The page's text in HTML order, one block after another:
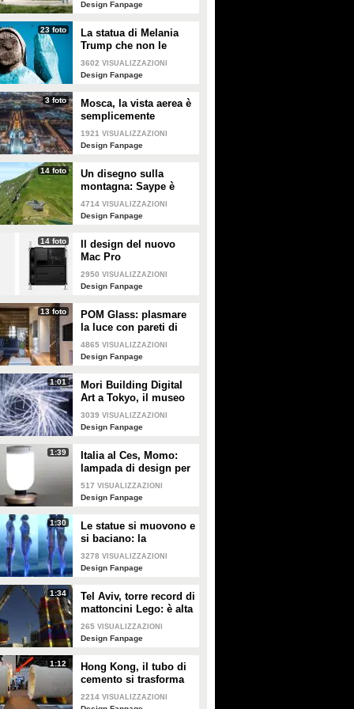
Design Fanpage
23 foto
La statua di Melania
Trump che non le
somiglia per niente e
tutti gli altri "disastri"
3602 VISUALIZZAZIONI
Design Fanpage
3 foto
Mosca, la vista aerea è
semplicemente
mozzafiato
1921 VISUALIZZAZIONI
Design Fanpage
14 foto
Un disegno sulla
montagna: Saype è
l'artista che dipinge
prati e montagne
4714 VISUALIZZAZIONI
Design Fanpage
14 foto
Il design del nuovo
Mac Pro
2950 VISUALIZZAZIONI
Design Fanpage
13 foto
POM Glass: plasmare
la luce con pareti di
vetro, ferro e legno
4865 VISUALIZZAZIONI
Design Fanpage
1:01
Mori Building Digital
Art a Tokyo, il museo
più "folle" del mondo
3039 VISUALIZZAZIONI
Design Fanpage
1:39
Italia al Ces, Momo:
lampada di design per
la sicurezza in casa
517 VISUALIZZAZIONI
Design Fanpage
1:30
Le statue si muovono e
si baciano: la
romantica storia tra un
comune ragazzo e una
3278 VISUALIZZAZIONI
Design Fanpage
1:34
Tel Aviv, torre record di
mattoncini Lego: è alta
36 metri
265 VISUALIZZAZIONI
Design Fanpage
1:12
Hong Kong, il tubo di
cemento si trasforma
in un appartamento: gli
interni vi stupiranno
2214 VISUALIZZAZIONI